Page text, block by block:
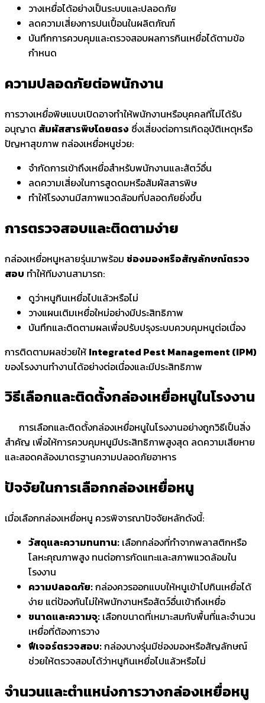
วางเหยื่อได้อย่างเป็นระบบและปลอดภัย
ลดความเสี่ยงการปนเปื้อนในผลิตภัณฑ์
บันทึกการควบคุมและตรวจสอบผลการกินเหยื่อได้ตามข้อ
กำหนด
ความปลอดภัยต่อพนักงาน
การวางเหยื่อพิษแบบเปิดอาจทำให้พนักงานหรือบุคคลที่ไม่ได้รับ
อนุญาต สัมผัสสารพิษโดยตรง ซึ่งเสี่ยงต่อการเกิดอุบัติเหตุหรือ
ปัญหาสุขภาพ กล่องเหยื่อหนูช่วย:
จำกัดการเข้าถึงเหยื่อสำหรับพนักงานและสัตว์อื่น
ลดความเสี่ยงในการสูดดมหรือสัมผัสสารพิษ
ทำให้โรงงานมีสภาพแวดล้อมที่ปลอดภัยยิ่งขึ้น
การตรวจสอบและติดตามง่าย
กล่องเหยื่อหนูหลายรุ่นมาพร้อม ช่องมองหรือสัญลักษณ์ตรวจ
สอบ ทำให้ทีมงานสามารถ:
ดูว่าหนูกินเหยื่อไปแล้วหรือไม่
วางแผนเติมเหยื่อใหม่อย่างมีประสิทธิภาพ
บันทึกและติดตามผลเพื่อปรับปรุงระบบควบคุมหนูต่อเนื่อง
การติดตามผลช่วยให้ Integrated Pest Management (IPM)
ของโรงงานทำงานได้อย่างต่อเนื่องและมีประสิทธิภาพ
วิธีเลือกและติดตั้งกล่องเหยื่อหนูในโรงงาน
การเลือกและติดตั้งกล่องเหยื่อหนูในโรงงานอย่างถูกวิธีเป็นสิ่ง
สำคัญ เพื่อให้การควบคุมหนูมีประสิทธิภาพสูงสุด ลดความเสียหาย
และสอดคล้องมาตรฐานความปลอดภัยอาหาร
ปัจจัยในการเลือกกล่องเหยื่อหนู
เมื่อเลือกกล่องเหยื่อหนู ควรพิจารณาปัจจัยหลักดังนี้:
วัสดุและความทนทาน: เลือกกล่องที่ทำจากพลาสติกหรือ
โลหะคุณภาพสูง ทนต่อการกัดแทะและสภาพแวดล้อมใน
โรงงาน
ความปลอดภัย:กล่องควรออกแบบให้หนูเข้าไปกินเหยื่อได้
ง่าย แต่ป้องกันไม่ให้พนักงานหรือสัตว์อื่นเข้าถึงเหยื่อ
ขนาดและความจุ: เลือกขนาดที่เหมาะสมกับพื้นที่และจำนวน
เหยื่อที่ต้องการวาง
ฟีเจอร์ตรวจสอบ:กล่องบางรุ่นมีช่องมองหรือสัญลักษณ์
ช่วยให้ตรวจสอบได้ว่าหนูกินเหยื่อไปแล้วหรือไม่
จำนวนและตำแหน่งการวางกล่องเหยื่อหนู